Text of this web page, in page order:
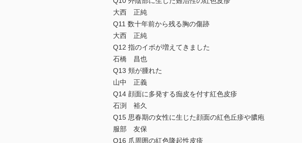
大西 正純
Q11 数十年前から残る胸の傷跡
大西 正純
Q12 指のイボが増えてきました
石橋 昌也
Q13 頬が腫れた
山中 正義
Q14 顔面に多発する痂皮を付す紅色皮疹
石渕 裕久
Q15 思春期の女性に生じた顔面の紅色丘疹や膿疱
服部 友保
Q16 爪周囲の紅色隆起性皮疹